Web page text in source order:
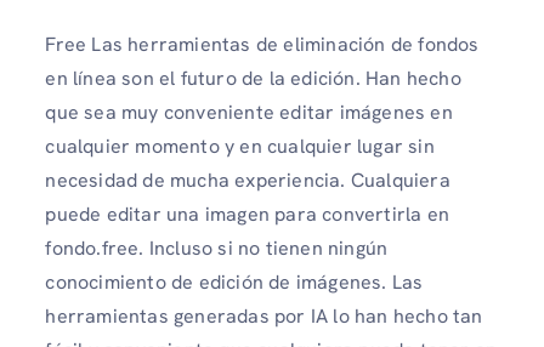
Free Las herramientas de eliminación de fondos
en línea son el futuro de la edición. Han hecho
que sea muy conveniente editar imágenes en
cualquier momento y en cualquier lugar sin
necesidad de mucha experiencia. Cualquiera
puede editar una imagen para convertirla en
fondo.free. Incluso si no tienen ningún
conocimiento de edición de imágenes. Las
herramientas generadas por IA lo han hecho tan